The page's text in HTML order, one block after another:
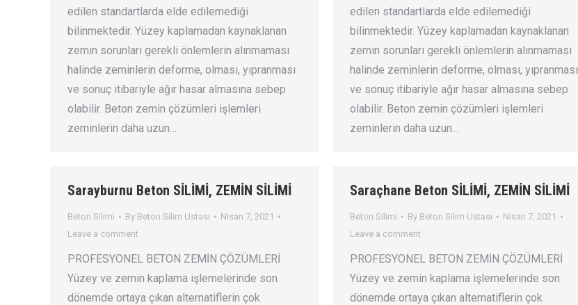
edilen standartlarda elde edilemediği
bilinmektedir. Yüzey kaplamadan kaynaklanan
zemin sorunları gerekli önlemlerin alınmaması
halinde zeminlerin deforme, olması, yıpranması
ve sonuç itibariyle ağır hasar almasına sebep
olabilir. Beton zemin çözümleri işlemleri
zeminlerin daha uzun…
edilen standartlarda elde edilemediği
bilinmektedir. Yüzey kaplamadan kaynaklanan
zemin sorunları gerekli önlemlerin alınmaması
halinde zeminlerin deforme, olması, yıpranması
ve sonuç itibariyle ağır hasar almasına sebep
olabilir. Beton zemin çözümleri işlemleri
zeminlerin daha uzun…
Sarayburnu Beton SİLİMİ, ZEMİN SİLİMİ
Beton Silimi By Beton Silim Ustası
Nisan 7, 2021
Leave a comment
PROFESYONEL BETON ZEMİN ÇÖZÜMLERİ
Yüzey ve zemin kaplama işlemelerinde son
dönemde ortaya çıkan alternatiflerin çok
Saraçhane Beton SİLİMİ, ZEMİN SİLİMİ
Beton Silimi By Beton Silim Ustası
Nisan 7, 2021
Leave a comment
PROFESYONEL BETON ZEMİN ÇÖZÜMLERİ
Yüzey ve zemin kaplama işlemelerinde son
dönemde ortaya çıkan alternatiflerin çok